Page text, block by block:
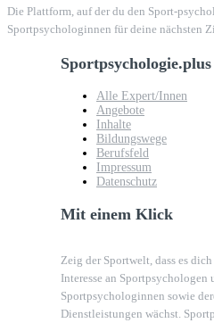
Die Plattform, auf der du den Sport-
Sportpsychologinnen für deine nächsten
Sportpsychologie.plus
Alle Expert/Innen
Angebote
Inhalte
Bildungswege
Berufsfeld
Impressum
Datenschutz
Mit einem Klick
Zeig der Sportwelt, dass es
Interesse an Sportpsychologen
Sportpsychologinnen sowie
Dienstleistungen wächst.